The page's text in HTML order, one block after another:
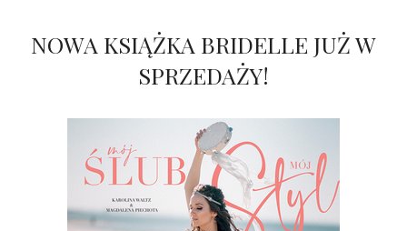
NOWA KSIĄŻKA BRIDELLE JUŻ W
SPRZEDAŻY!